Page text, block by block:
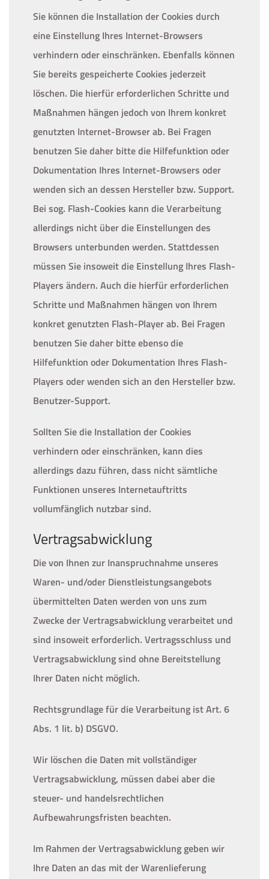
Sie können die Installation der Cookies durch
eine Einstellung Ihres Internet-Browsers
verhindern oder einschränken. Ebenfalls können
Sie bereits gespeicherte Cookies jederzeit
löschen. Die hierfür erforderlichen Schritte und
Maßnahmen hängen jedoch von Ihrem konkret
genutzten Internet-Browser ab. Bei Fragen
benutzen Sie daher bitte die Hilfefunktion oder
Dokumentation Ihres Internet-Browsers oder
wenden sich an dessen Hersteller bzw. Support.
Bei sog. Flash-Cookies kann die Verarbeitung
allerdings nicht über die Einstellungen des
Browsers unterbunden werden. Stattdessen
müssen Sie insoweit die Einstellung Ihres Flash-
Players ändern. Auch die hierfür erforderlichen
Schritte und Maßnahmen hängen von Ihrem
konkret genutzten Flash-Player ab. Bei Fragen
benutzen Sie daher bitte ebenso die
Hilfefunktion oder Dokumentation Ihres Flash-
Players oder wenden sich an den Hersteller bzw.
Benutzer-Support.
Sollten Sie die Installation der Cookies
verhindern oder einschränken, kann dies
allerdings dazu führen, dass nicht sämtliche
Funktionen unseres Internetauftritts
vollumfänglich nutzbar sind.
Vertragsabwicklung
Die von Ihnen zur Inanspruchnahme unseres
Waren- und/oder Dienstleistungsangebots
übermittelten Daten werden von uns zum
Zwecke der Vertragsabwicklung verarbeitet und
sind insoweit erforderlich. Vertragsschluss und
Vertragsabwicklung sind ohne Bereitstellung
Ihrer Daten nicht möglich.
Rechtsgrundlage für die Verarbeitung ist Art. 6
Abs. 1 lit. b) DSGVO.
Wir löschen die Daten mit vollständiger
Vertragsabwicklung, müssen dabei aber die
steuer- und handelsrechtlichen
Aufbewahrungsfristen beachten.
Im Rahmen der Vertragsabwicklung geben wir
Ihre Daten an das mit der Warenlieferung